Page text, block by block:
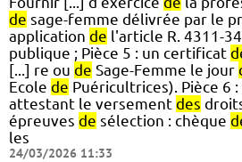
de sage-femme délivrée par le
application de l'article R. 4311-
publique ; Pièce 5 : un certificat
[...] re ou de Sage-Femme le jour
Ecole de Puéricultrices). Pièce 6
attestant le versement des
épreuves de sélection : chèque
les
24/03/2026 11:33